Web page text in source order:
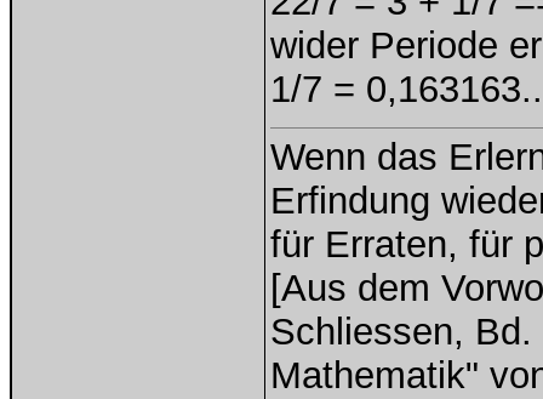
wider Periode
1/7 =
Wenn das
Erfindung
für Erraten, für
[Aus dem
Schliessen,
Mathematik"